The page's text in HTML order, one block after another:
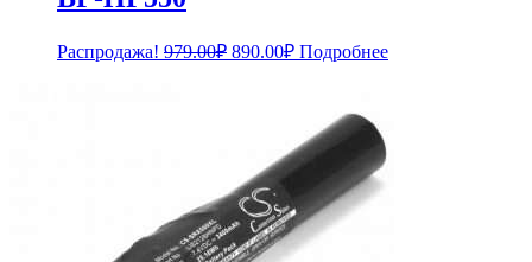
Распродажа! 979.00₽ Первоначальная
890.00₽Текущая
цена:
Подробнее